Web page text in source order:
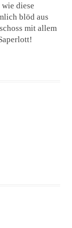
diese
blöd aus
mit allem